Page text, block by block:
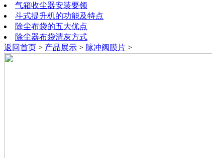
气箱收尘器安装要领
斗式提升机的功能及特点
除尘布袋的五大优点
除尘器布袋清灰方式
返回首页 > 产品展示 > 脉冲阀膜片 >